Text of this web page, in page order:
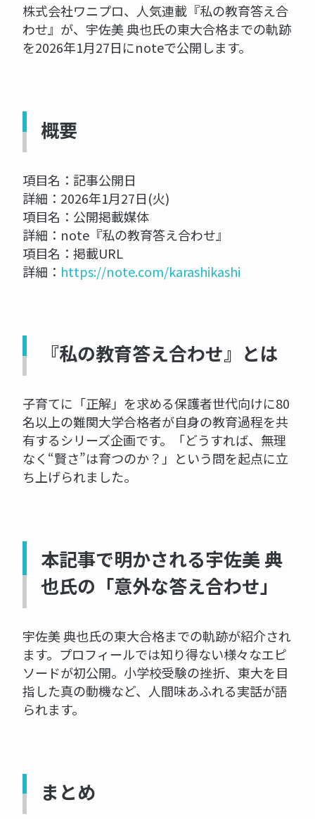
株式会社ワニプロ、人気連載『私の教育答え合
わせ』が、宇佐美 典也氏の東大合格までの軌跡
を2026年1月27日にnoteで公開します。
概要
項目名：記事公開日
詳細：2026年1月27日(火)
項目名：公開掲載媒体
詳細：note『私の教育答え合わせ』
項目名：掲載URL
詳細： https://note.com/karashikashi
『私の教育答え合わせ』とは
子育てに「正解」を求める保護者世代向けに80
名以上の難関大学合格者が自身の教育過程を共
有するシリーズ企画です。「どうすれば、無理
なく“賢さ”は育つのか？」という問を起点に立
ち上げられました。
本記事で明かされる宇佐美 典
也氏の「意外な答え合わせ」
宇佐美 典也氏の東大合格までの軌跡が紹介され
ます。プロフィールでは知り得ない様々なエピ
ソードが初公開。小学校受験の挫折、東大を目
指した真の動機など、人間味あふれる実話が語
られます。
まとめ